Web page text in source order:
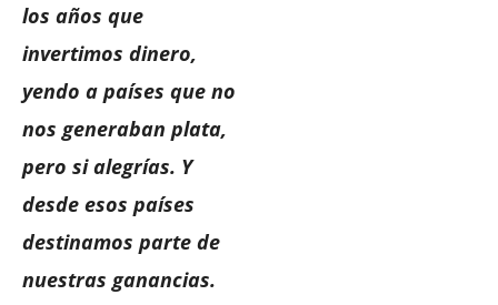
los años que
invertimos dinero,
yendo a países que no
nos generaban plata,
pero si alegrías. Y
desde esos países
destinamos parte de
nuestras ganancias.